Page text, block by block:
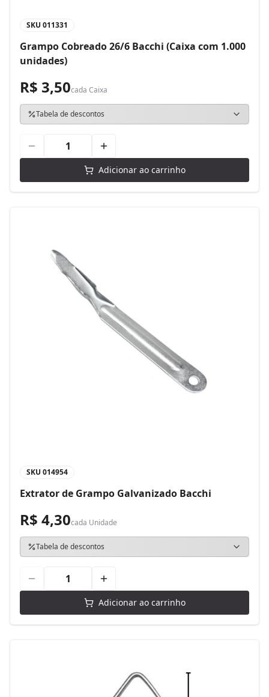
SKU 011331
Grampo Cobreado 26/6 Bacchi (Caixa com 1.000
unidades)
R$ 3,50cada Caixa
Tabela de descontos
Adicionar ao carrinho
SKU 014954
Extrator de Grampo Galvanizado Bacchi
R$ 4,30cada Unidade
Tabela de descontos
Adicionar ao carrinho